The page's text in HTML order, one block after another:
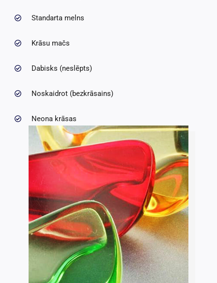
Standarta melns
Krāsu mačs
Dabisks (neslēpts)
Noskaidrot (bezkrāsains)
Neona krāsas